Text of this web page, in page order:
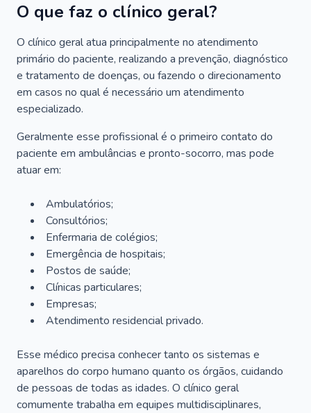
O que faz o clínico geral?
O clínico geral atua principalmente no atendimento
primário do paciente, realizando a prevenção, diagnóstico
e tratamento de doenças, ou fazendo o direcionamento
em casos no qual é necessário um atendimento
especializado.
Geralmente esse profissional é o primeiro contato do
paciente em ambulâncias e pronto-socorro, mas pode
atuar em:
Ambulatórios;
Consultórios;
Enfermaria de colégios;
Emergência de hospitais;
Postos de saúde;
Clínicas particulares;
Empresas;
Atendimento residencial privado.
Esse médico precisa conhecer tanto os sistemas e
aparelhos do corpo humano quanto os órgãos, cuidando
de pessoas de todas as idades. O clínico geral
comumente trabalha em equipes multidisciplinares,